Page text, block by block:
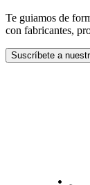
Te guiamos de
con fabricantes,
Suscríbete a